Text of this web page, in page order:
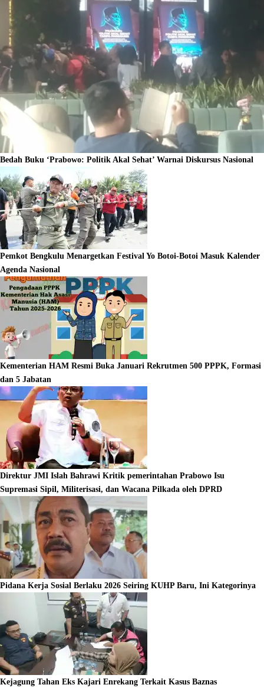
Bedah Buku ‘Prabowo: Politik Akal Sehat’ Warnai Diskursus Nasional
Pemkot Bengkulu Menargetkan Festival Yo Botoi-Botoi Masuk Kalender
Agenda Nasional
Kementerian HAM Resmi Buka Januari Rekrutmen 500 PPPK, Formasi
dan 5 Jabatan
Direktur JMI Islah Bahrawi Kritik pemerintahan Prabowo Isu
Supremasi Sipil, Militerisasi, dan Wacana Pilkada oleh DPRD
Pidana Kerja Sosial Berlaku 2026 Seiring KUHP Baru, Ini Kategorinya
Kejagung Tahan Eks Kajari Enrekang Terkait Kasus Baznas